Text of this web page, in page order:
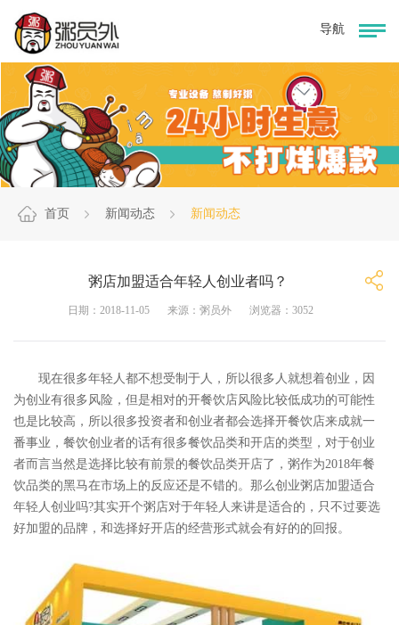
首页 新闻动态 新闻动态
粥店加盟适合年轻人创业者吗？
日期：2018-11-05 来源：粥员外 浏览器：3052
现在很多年轻人都不想受制于人，所以很多人就想着创业，因
为创业有很多风险，但是相对的开餐饮店风险比较低成功的可能性
也是比较高，所以很多投资者和创业者都会选择开餐饮店来成就一
番事业，餐饮创业者的话有很多餐饮品类和开店的类型，对于创业
者而言当然是选择比较有前景的餐饮品类开店了，粥作为2018年餐
饮品类的黑马在市场上的反应还是不错的。那么创业粥店加盟适合
年轻人创业吗?其实开个粥店对于年轻人来讲是适合的，只不过要选
好加盟的品牌，和选择好开店的经营形式就会有好的的回报。